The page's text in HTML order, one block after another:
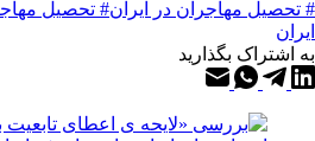
# تحصیل مهاجران در ایران# تحصیل
ایران
به اشتراک بگذارید